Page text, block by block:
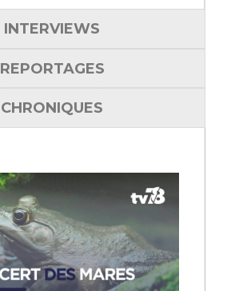
INTERVIEWS
REPORTAGES
CHRONIQUES